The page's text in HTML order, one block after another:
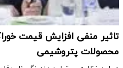
تاثیر منفی افزایش قیمت
محصولات پتروشیمی